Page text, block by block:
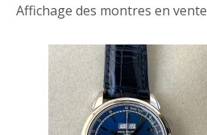
Affichage des montres en vente